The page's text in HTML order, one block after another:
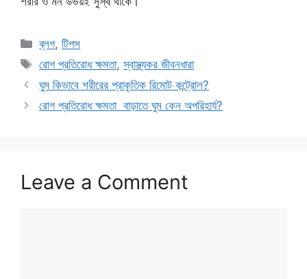
Categories
ব্লগ,টিপস
Tags
রোগ প্রতিরোধ ক্ষমতা,স্বাস্থ্যকর জীবনধারা
ঘুম কিভাবে শরীরের প্রাকৃতিক রিমোট কন্ট্রোল?
রোগ প্রতিরোধ ক্ষমতা বাড়াতে ঘুম কেন অপরিহার্য?
Leave a Comment